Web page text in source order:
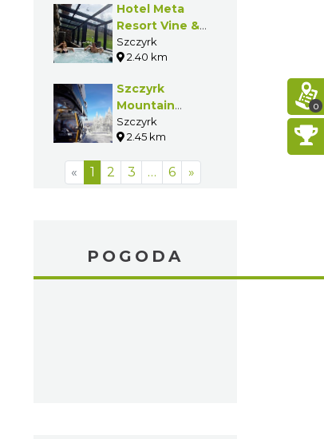
Hotel Meta
Resort Vine &
Spa ****
Szczyrk
2.40 km
Szczyrk
Mountain
Resort
Szczyrk
2.45 km
« 1 2 3 … 6 »
POGODA
0